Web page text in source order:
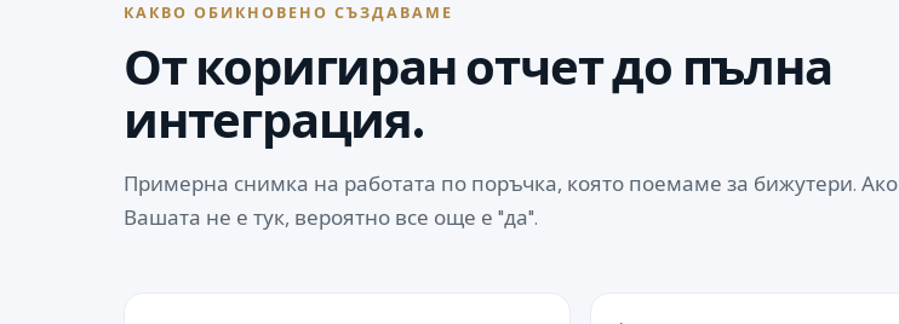
КАКВО ОБИКНОВЕНО СЪЗДАВАМЕ
От коригиран отчет до пълна
интеграция.
Примерна снимка на работата по поръчка, която поемаме за бижутери. Ако
Вашата не е тук, вероятно все още е "да".